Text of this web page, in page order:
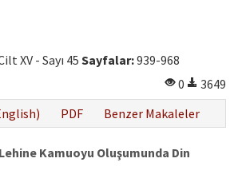
XV - Sayı 45 Sayfalar:939-968
0
3649
PDF Benzer Makaleler
Kamuoyu Oluşumunda Din